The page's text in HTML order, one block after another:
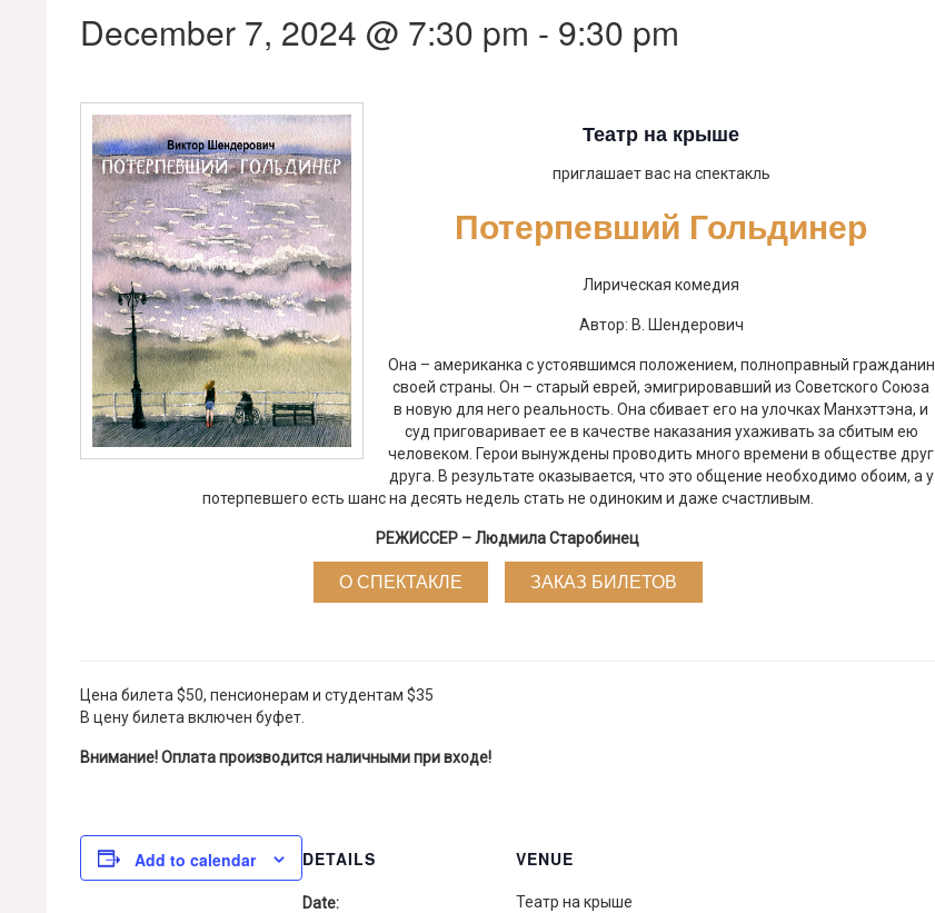
December 7, 2024 @ 7:30 pm - 9:30 pm
Театр на крыше
приглашает вас на спектакль
Потерпевший Гольдинер
Лирическая комедия
Автор: В. Шендерович
Она – американка с устоявшимся положением, полноправный гражданин
своей страны. Он – старый еврей, эмигрировавший из Советского Союза
в новую для него реальность. Она сбивает его на улочках Манхэттэна, и
суд приговаривает ее в качестве наказания ухаживать за сбитым ею
человеком. Герои вынуждены проводить много времени в обществе друг
друга. В результате оказывается, что это общение необходимо обоим, а у
потерпевшего есть шанс на десять недель стать не одиноким и даже счастливым.
РЕЖИССЕР – Людмила Старобинец
О СПЕКТАКЛЕ ЗАКАЗ БИЛЕТОВ
Цена билета $50, пенсионерам и студентам $35
В цену билета включен буфет.
Внимание! Оплата производится наличными при входе!
Add to calendar DETAILS
Date:
VENUE
Театр на крыше